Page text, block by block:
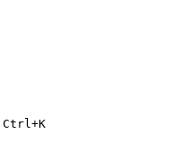
Ctrl+K